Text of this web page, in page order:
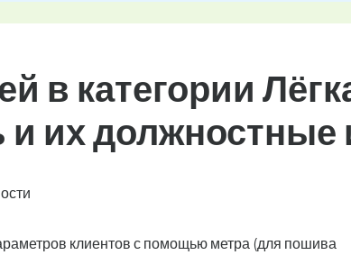
в категории
их должностные
клиентов с помощью метра (для пошива